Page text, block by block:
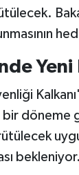
Yeni
döneme
bekleniyor.